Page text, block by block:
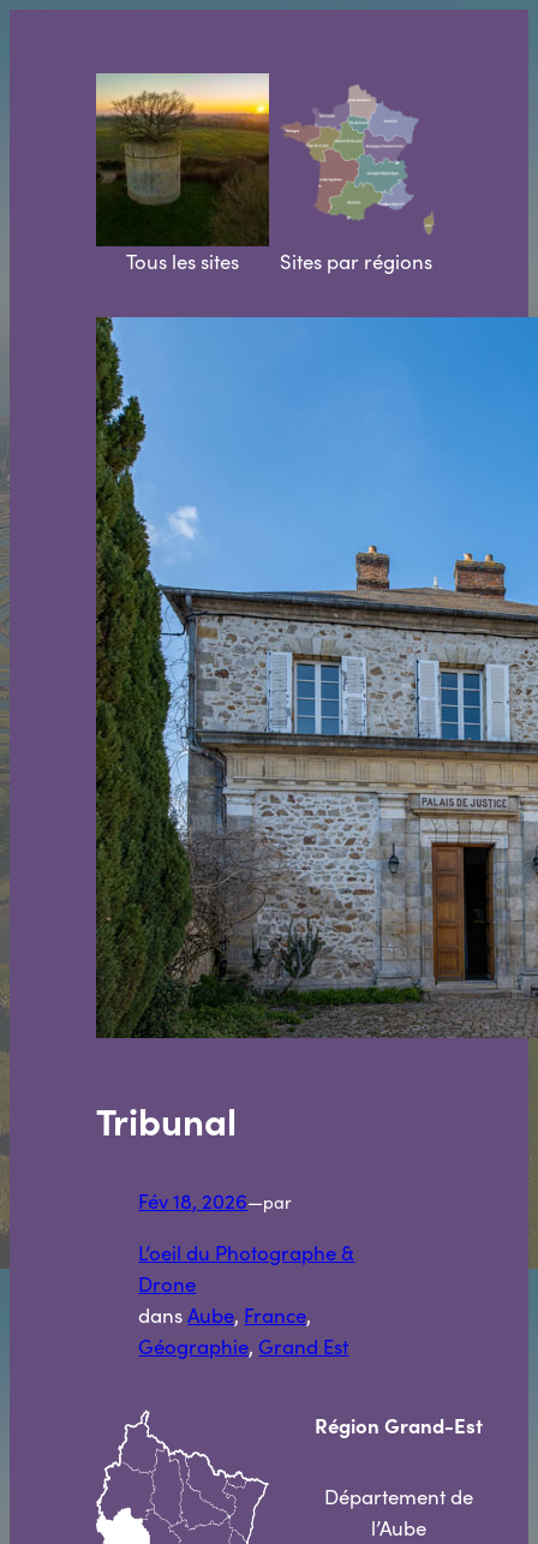
Tous les sites Sites par régions
Tribunal
Fév 18, 2026—par
L’oeil du Photographe &
Drone
dansAube, France
Géographie, Grand Est
Région Grand-Est
Département de
l’Aube